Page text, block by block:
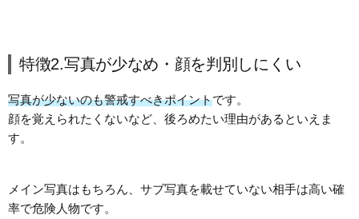
特徴2.写真が少なめ・顔を判別しにくい
写真が少ないのも警戒すべきポイントです。
顔を覚えられたくないなど、後ろめたい理由があるといえま
す。
メイン写真はもちろん、サブ写真を載せていない相手は高い確
率で危険人物です。